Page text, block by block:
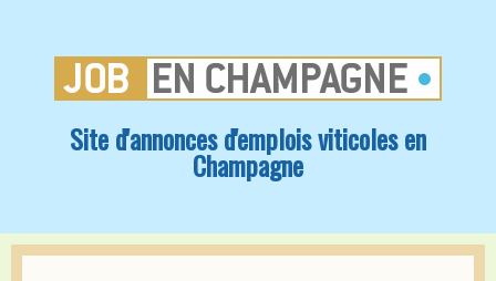
Site d'annonces d'emplois viticoles en
Champagne